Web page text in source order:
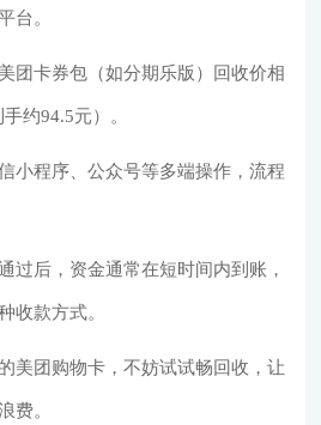
台。
团卡券包（如分期乐版）回收价相
约94.5元）。
小程序、公众号等多端操作，流程
过后，资金通常在短时间内到账，
收款方式。
美团购物卡，不妨试试畅回收，让
费。